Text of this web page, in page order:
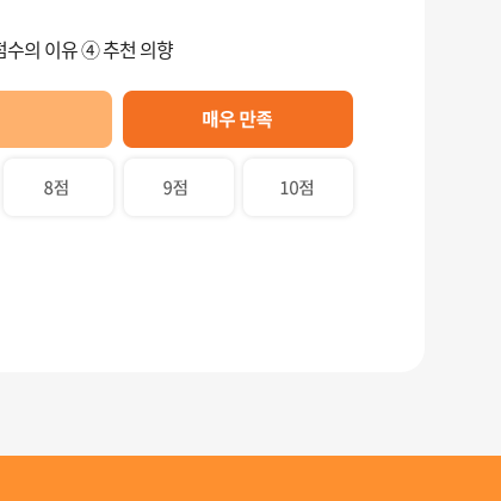
수의 이유 ④ 추천 의향